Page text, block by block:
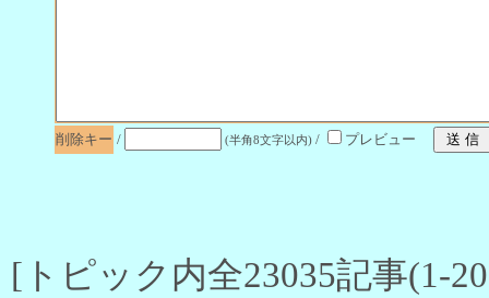
削除キー / (半角8文字以内) / プレビュー
[トピック内全23035記事(1-